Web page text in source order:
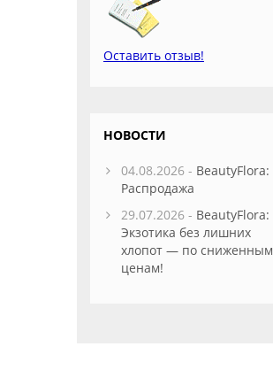
Оставить отзыв!
НОВОСТИ
04.08.2026 - BeautyFlora:
Распродажа
29.07.2026 - BeautyFlora:
Экзотика без лишних
хлопот — по сниженным
ценам!